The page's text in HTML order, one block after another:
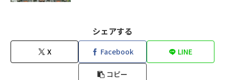
シェアする
X Facebook LINE
コピー